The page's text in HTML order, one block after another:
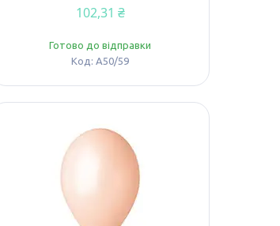
102,31 ₴
Готово до відправки
A50/59